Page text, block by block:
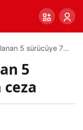
5 sürücüye 75
5